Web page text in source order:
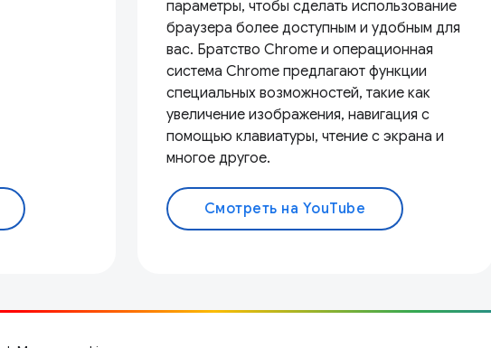
параметры, чтобы сделать использование
браузера более доступным и удобным для
вас. Братство Chrome и операционная
система Chrome предлагают функции
специальных возможностей, такие как
увеличение изображения, навигация с
помощью клавиатуры, чтение с экрана и
многое другое.
Смотреть на YouTube